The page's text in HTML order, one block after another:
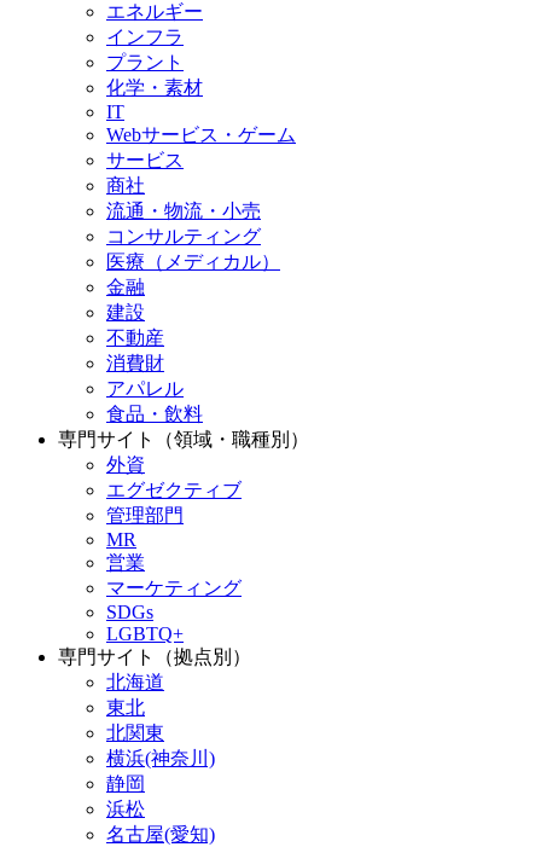
エネルギー
インフラ
プラント
化学・素材
IT
Webサービス・ゲーム
サービス
商社
流通・物流・小売
コンサルティング
医療（メディカル）
金融
建設
不動産
消費財
アパレル
食品・飲料
専門サイト（領域・職種別）
外資
エグゼクティブ
管理部門
MR
営業
マーケティング
SDGs
LGBTQ+
専門サイト（拠点別）
北海道
東北
北関東
横浜(神奈川)
静岡
浜松
名古屋(愛知)